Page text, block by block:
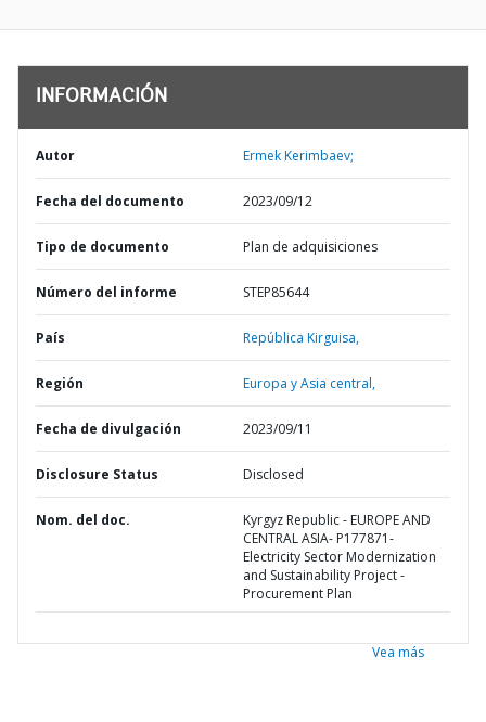
INFORMACIÓN
Autor Ermek Kerimbaev;
Fecha del documento 2023/09/12
Tipo de documento Plan de adquisiciones
Número del informe STEP85644
País República Kirguisa,
Región Europa y Asia central,
Fecha de divulgación 2023/09/11
Disclosure Status Disclosed
Nom. del doc.
Kyrgyz Republic - EUROPE AND
CENTRAL ASIA- P177871-
Electricity Sector Modernization
and Sustainability Project -
Procurement Plan
Vea más